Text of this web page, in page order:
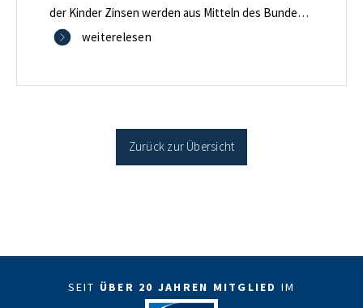
der Kinder Zinsen werden aus Mitteln des Bundes
verbilligt: Heutiger Zins bei 0,53 Prozent effektiv bei
Antragstellende verpflichten sich zu energetischer
Sanierung in Einzelmaßnahmen […]
weiterelesen
Zurück zur Übersicht
SEIT ÜBER 20 JAHREN MITGLIED IM